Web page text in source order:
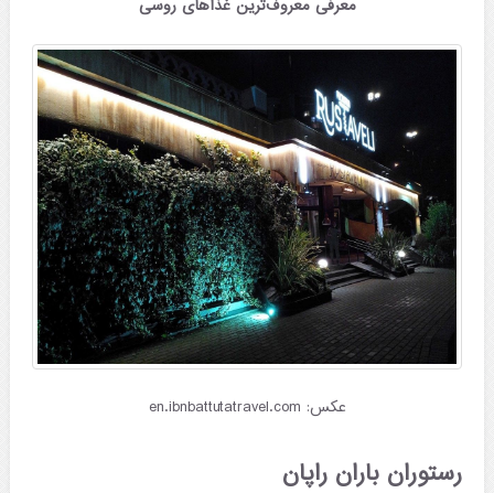
معرفی معروف‌ترین غذاهای روسی
عکس: en.ibnbattutatravel.com
رستوران باران راپان